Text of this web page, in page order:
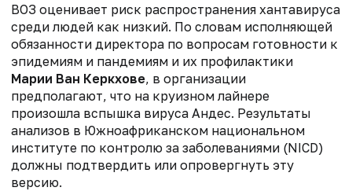
ВОЗ оценивает риск распространения хантавируса
среди людей как низкий. По словам исполняющей
обязанности директора по вопросам готовности к
эпидемиям и пандемиям и их профилактики
Марии Ван Керкхове, в организации
предполагают, что на круизном лайнере
произошла вспышка вируса Андес. Результаты
анализов в Южноафриканском национальном
институте по контролю за заболеваниями (NICD)
должны подтвердить или опровергнуть эту
версию.